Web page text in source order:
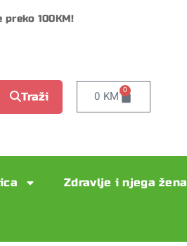
preko 100KM!
Traži 0 KM 0
Zdravlje i njega žena